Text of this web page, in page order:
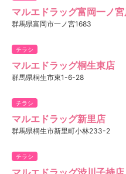
マルエドラッグ富岡一ノ
群馬県富岡市一ノ宮1683
チラシ
マルエドラッグ桐生東店
群馬県桐生市東1-6-28
チラシ
マルエドラッグ新里店
群馬県桐生市新里町小林233-2
チラシ